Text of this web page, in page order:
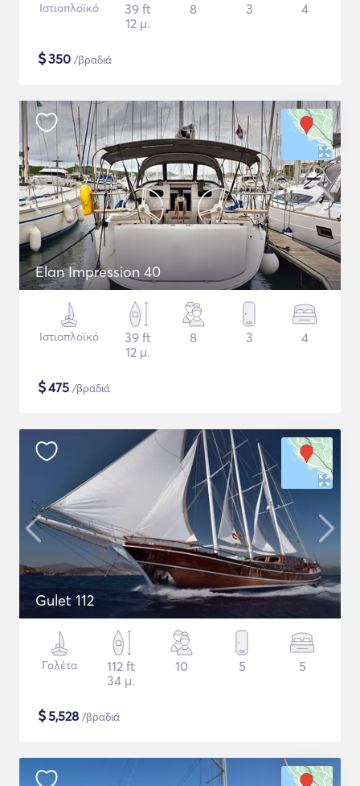
Ιστιοπλοϊκό
39 ft
12 μ.
8 3 4
$350 /βραδιά
Elan Impression 40
Ιστιοπλοϊκό
39 ft
12 μ.
8 3 4
$475 /βραδιά
Gulet 112
Γολέτα
112 ft
34 μ.
10 5 5
$5,528 /βραδιά